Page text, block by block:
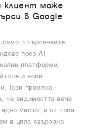
клиент може
в Google
само в търсачките.
през AI
платформи,
и нови
Тази промяна -
че видимостта вече
едно място, а от това
в цяла свързана